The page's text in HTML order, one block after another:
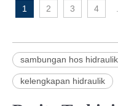
1 2 3 4
sambungan hos hidraulik
kelengkapan hidraulik